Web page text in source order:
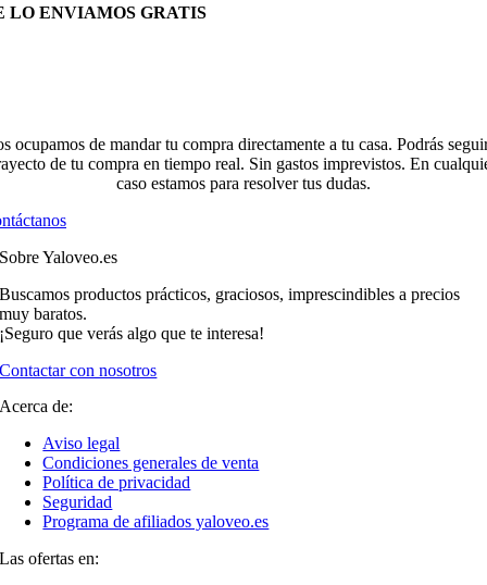
LO ENVIAMOS GRATIS
ocupamos de mandar tu compra directamente a tu casa. Podrás
de tu compra en tiempo real. Sin gastos imprevistos. En
caso estamos para resolver tus dudas.
Sobre Yaloveo.es
Buscamos productos prácticos, graciosos, imprescindibles a precios
muy baratos.
¡Seguro que verás algo que te interesa!
Contactar con nosotros
Acerca de:
Aviso legal
Condiciones generales de venta
Política de privacidad
Seguridad
Programa de afiliados yaloveo.es
Las ofertas en: